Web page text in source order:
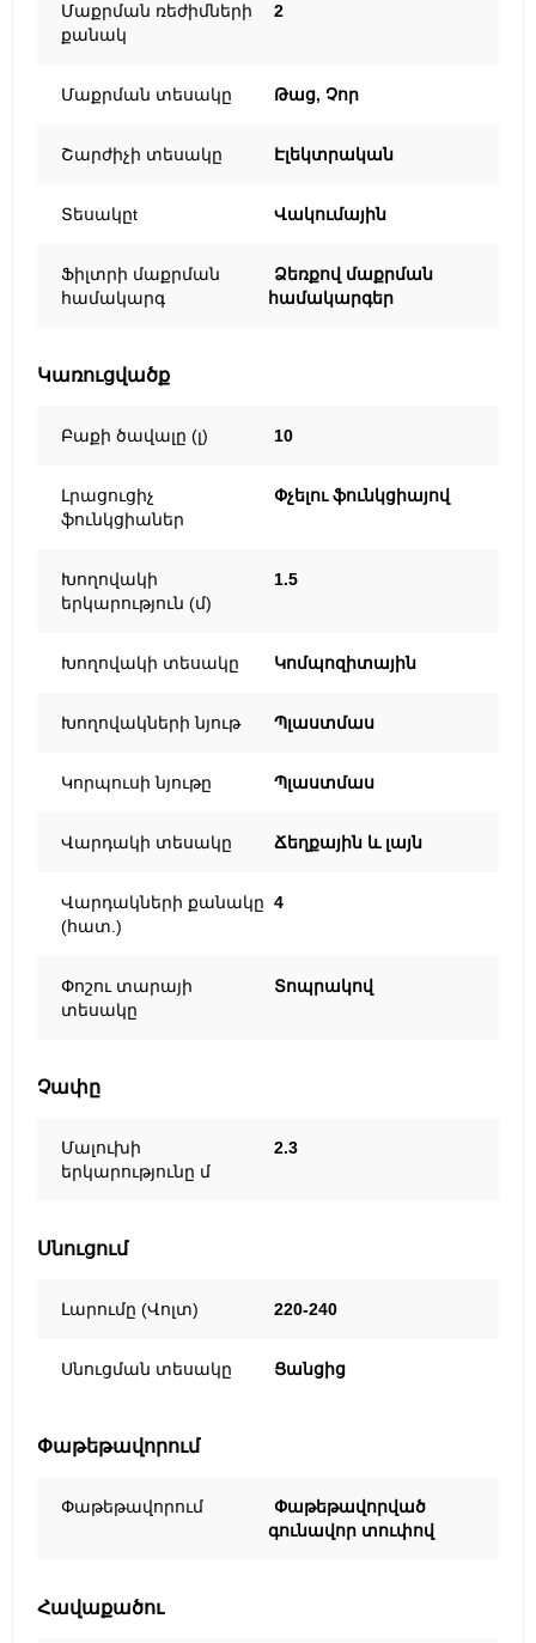
Մաքրման ռեժիմների
քանակ
2
Մաքրման տեսակը Թաց, Չոր
Շարժիչի տեսակը Էլեկտրական
Տեսակըt Վակումային
Ֆիլտրի մաքրման
համակարգ
Ձեռքով մաքրման
համակարգեր
Կառուցվածք
Բաքի ծավալը (լ) 10
Լրացուցիչ
ֆունկցիաներ
Փչելու ֆունկցիայով
Խողովակի
երկարություն (մ)
1.5
Խողովակի տեսակը Կոմպոզիտային
Խողովակների նյութ Պլաստմաս
Կորպուսի նյութը Պլաստմաս
Վարդակի տեսակը Ճեղքային և լայն
Վարդակների քանակը
(հատ.)
4
Փոշու տարայի
տեսակը
Տոպրակով
Չափը
Մալուխի
երկարությունը մ
2.3
Սնուցում
Լարումը (Վոլտ) 220-240
Սնուցման տեսակը Ցանցից
Փաթեթավորում
Փաթեթավորում
Փաթեթավորված
գունավոր տուփով
Հավաքածու